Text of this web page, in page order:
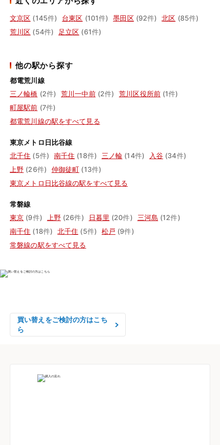
文京区 (145件) 台東区 (101件) 墨田区 (92件) 北区 (85件)
荒川区 (54件) 足立区 (61件)
他の駅から探す
都電荒川線
三ノ輪橋 (2件) 荒川一中前 (2件) 荒川区役所前 (1件)
町屋駅前 (7件)
都電荒川線の駅をすべて見る
東京メトロ日比谷線
北千住 (5件) 南千住 (18件) 三ノ輪 (14件) 入谷 (34件)
上野 (26件) 仲御徒町 (13件)
東京メトロ日比谷線の駅をすべて見る
常磐線
東京 (9件) 上野 (26件) 日暮里 (20件) 三河島 (12件)
南千住 (18件) 北千住 (5件) 松戸 (9件)
常磐線の駅をすべて見る
買い替えをご検討の方はこち
ら